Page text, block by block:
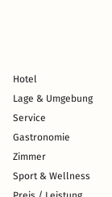
Hotel
Lage & Umgebung
Service
Gastronomie
Zimmer
Sport & Wellness